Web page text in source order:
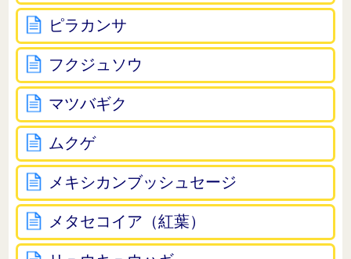
ピラカンサ
フクジュソウ
マツバギク
ムクゲ
メキシカンブッシュセージ
メタセコイア（紅葉）